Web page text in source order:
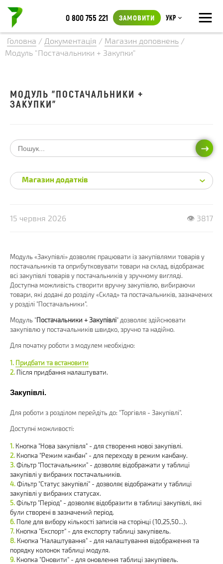
≡
0 800 755 221 ЗАМОВИТИ Укр
Головна / Документація / Магазин доповнень /
Модуль "Постачальники + Закупки"
15 червня 2026 👁 3817
Модуль «Закупівлі» дозволяє працювати із закупівлями товарів у
постачальників та оприбутковувати товари на склад, відображає
всі закупівлі товарів у постачальників у зручному вигляді.
Доступна можливість створити вручну закупівлю, вибираючи
товари, які додані до розділу «Склад» та постачальників, зазначених
у розділі "Постачальники".
Модуль "Постачальники + Закупівлі" дозволяє здійснювати
закупівлю у постачальників швидко, зручно та надійно.
Для початку роботи з модулем необхідно:
Придбати та встановити
Після придбання налаштувати.
Закупівлі.
Для роботи з розділом перейдіть до: "Торгівля - Закупівлі".
Доступні можливості:
Кнопка "Нова закупівля" - для створення нової закупівлі.
Кнопка "Режим канбан" - для переходу в режим канбану.
Фільтр "Постачальники" - дозволяє відображати у таблиці
закупівлі у вибраних постачальників.
Фільтр "Статус закупівлі" - дозволяє відображати у таблиці
закупівлі у вибраних статусах.
Фільтр "Період" - дозволяє відобразити в таблиці закупівлі, які
були створені в зазначений період.
Поле для вибору кількості записів на сторінці (10,25,50...).
Кнопка "Експорт" - для експорту таблиці закупівель.
Кнопка "Налаштування" - для налаштування відображення та
порядку колонок таблиці модуля.
Кнопка "Оновити" - для оновлення таблиці закупівель.
МОДУЛЬ "ПОСТАЧАЛЬНИКИ +
ЗАКУПКИ"
Магазин додатків